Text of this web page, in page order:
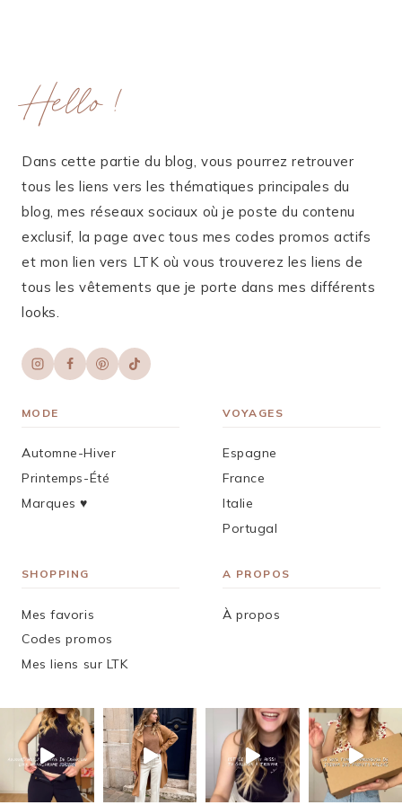
Hello !
Dans cette partie du blog, vous pourrez retrouver
tous les liens vers les thématiques principales du
blog, mes réseaux sociaux où je poste du contenu
exclusif, la page avec tous mes codes promos actifs
et mon lien vers LTK où vous trouverez les liens de
tous les vêtements que je porte dans mes différents
looks.
MODE
Automne-Hiver
Printemps-Été
Marques ♥︎
VOYAGES
Espagne
France
Italie
Portugal
SHOPPING
Mes favoris
Codes promos
Mes liens sur LTK
A PROPOS
À propos